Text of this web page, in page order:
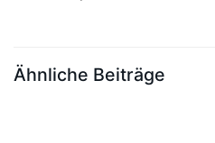
Ähnliche Beiträge